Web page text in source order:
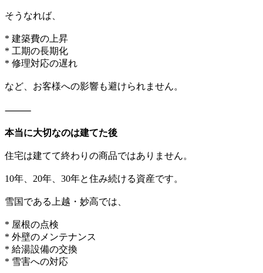
そうなれば、
* 建築費の上昇
* 工期の長期化
* 修理対応の遅れ
など、お客様への影響も避けられません。
⸻
本当に大切なのは建てた後
住宅は建てて終わりの商品ではありません。
10年、20年、30年と住み続ける資産です。
雪国である上越・妙高では、
* 屋根の点検
* 外壁のメンテナンス
* 給湯設備の交換
* 雪害への対応